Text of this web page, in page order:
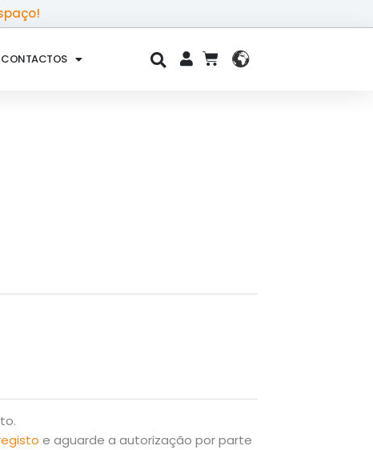
CONTACTOS CART
e aguarde a autorização por parte